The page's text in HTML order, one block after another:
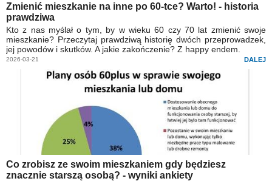
Zmienić mieszkanie na inne po 60-tce? Warto! - historia
prawdziwa
Kto z nas myślał o tym, by w wieku 60 czy 70 lat zmienić swoje
mieszkanie? Przeczytaj prawdziwą historię dwóch przeprowadzek,
jej powodów i skutków. A jakie zakończenie? Z happy endem.
2026-03-21 DALEJ
Co zrobisz ze swoim mieszkaniem gdy będziesz
znacznie starszą osobą? - wyniki ankiety